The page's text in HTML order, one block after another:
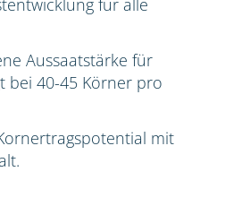
Aussaatstärke für
bei 40-45 Körner pro
mit